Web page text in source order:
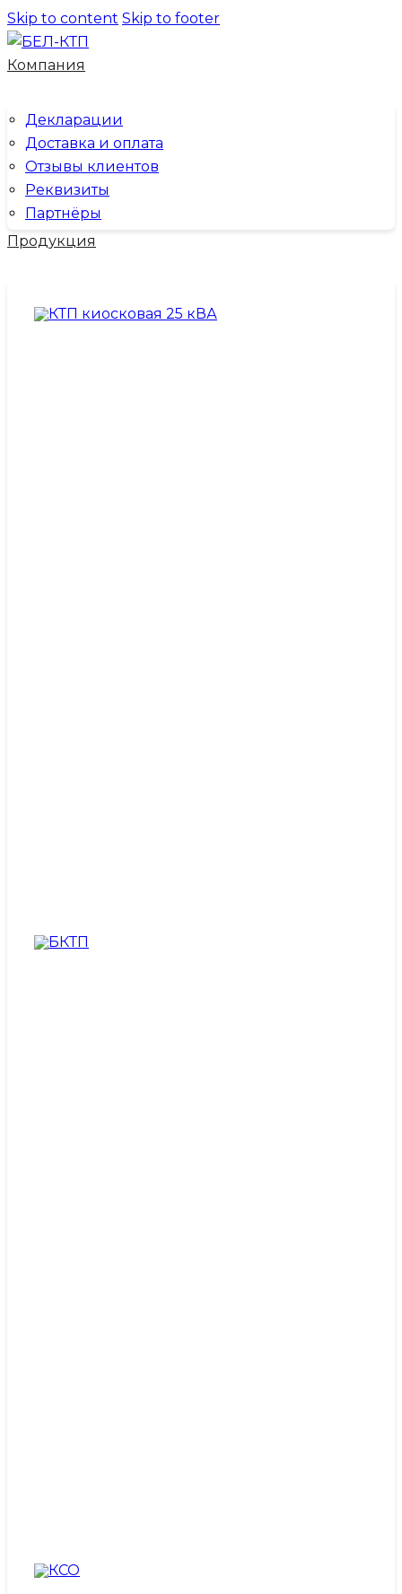
Skip to content Skip to footer
Компания
Декларации
Доставка и оплата
Отзывы клиентов
Реквизиты
Партнёры
Продукция